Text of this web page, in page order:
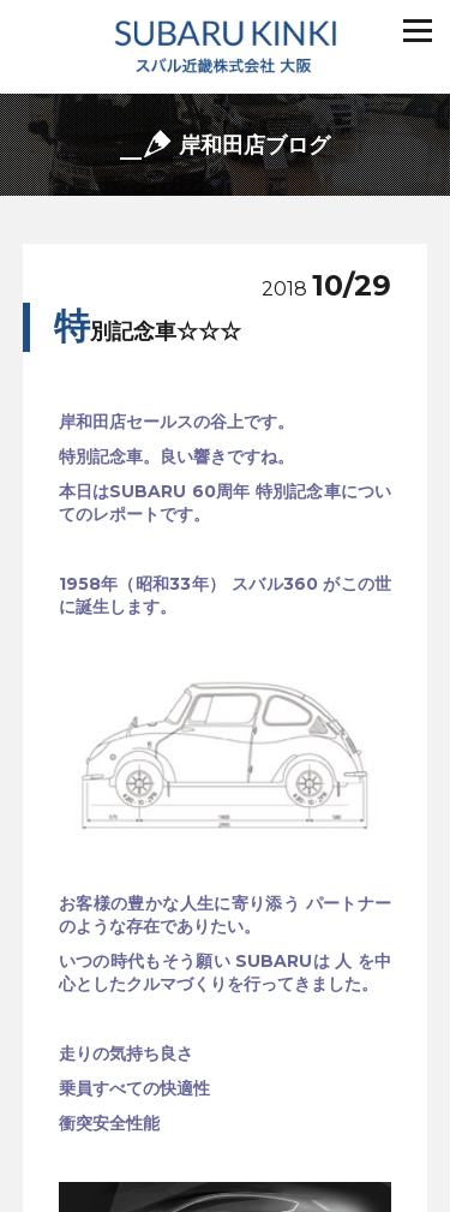
岸和田店ブログ
2018 10/29
特別記念車☆☆☆
岸和田店セールスの谷上です。
特別記念車。良い響きですね。
本日はSUBARU 60周年 特別記念車につい
てのレポートです。
1958年（昭和33年） スバル360 がこの世
に誕生します。
お客様の豊かな人生に寄り添う パートナー
のような存在でありたい。
いつの時代もそう願い SUBARUは 人 を中
心としたクルマづくりを行ってきました。
走りの気持ち良さ
乗員すべての快適性
衝突安全性能